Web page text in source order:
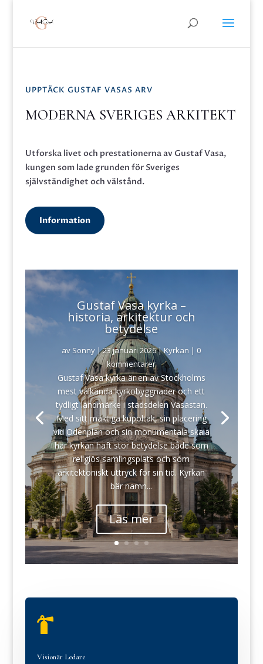
UPPTÄCK GUSTAF VASAS ARV
MODERNA SVERIGES ARKITEKT
Utforska livet och prestationerna av Gustaf Vasa,
kungen som lade grunden för Sveriges
självständighet och välstånd.
Information
Gustaf Vasa kyrka –
historia, arkitektur och
betydelse
av Sonny |23 januari 2026|Kyrkan | 0
kommentarer
Gustaf Vasa kyrka är en av Stockholms
mest välkända kyrkobyggnader och ett
tydligt landmärke i stadsdelen Vasastan.
Med sitt mäktiga kupoltak, sin placering
vid Odenplan och sin monumentala skala
har kyrkan haft stor betydelse både som
religiös samlingsplats och som
arkitektoniskt uttryck för sin tid. Kyrkan
bär namn...
Läs mer

Visionär Ledare